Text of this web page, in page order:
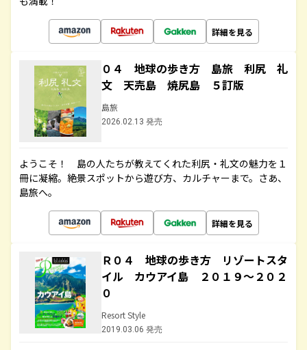
詳細を見る
０４ 地球の歩き方 島旅 利尻 礼
文 天売島 焼尻島 ５訂版
島旅
2026.02.13 発売
ようこそ！ 島の人たちが教えてくれた利尻・礼文の魅力を１
冊に凝縮。絶景スポットから遊び方、カルチャーまで。さあ、
島旅へ。
詳細を見る
Ｒ０４ 地球の歩き方 リゾートスタ
イル カウアイ島 ２０１９～２０２
０
Resort Style
2019.03.06 発売